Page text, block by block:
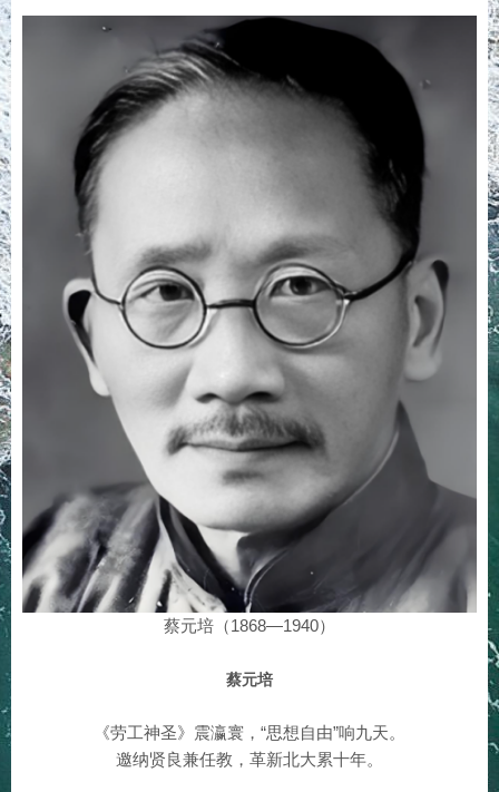
蔡元培（1868—1940）
蔡元培
《劳工神圣》震瀛寰，“思想自由”响九天。
邀纳贤良兼任教，革新北大累十年。